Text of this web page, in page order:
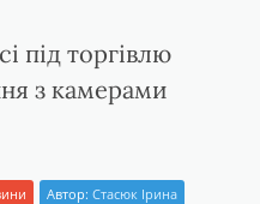
під торгівлю
з камерами
Автор: Стасюк Ірина